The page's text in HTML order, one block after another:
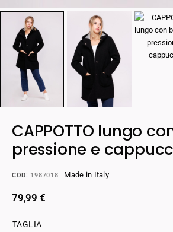
CAPPOTTO lungo
pressione e
COD: 1987018 Made in Italy
79,99 €
TAGLIA